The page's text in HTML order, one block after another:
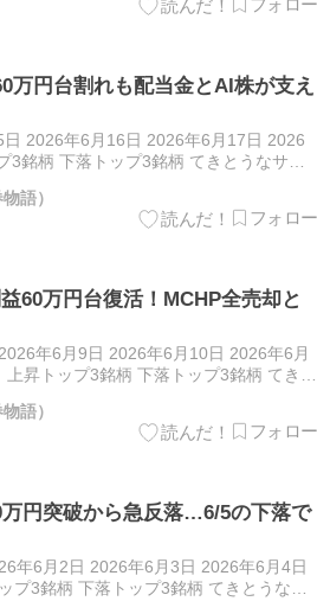
万円台割れも配当金とAI株が支え
2026年6月16日 2026年6月17日 2026
3銘柄 下落トップ3銘柄 てきとうなサラ
語）
60万円台復活！MCHP全売却と
年6月9日 2026年6月10日 2026年6月
昇トップ3銘柄 下落トップ3銘柄 てきと
語）
万円突破から急反落…6/5の下落で
年6月2日 2026年6月3日 2026年6月4日
プ3銘柄 下落トップ3銘柄 てきとうなサ